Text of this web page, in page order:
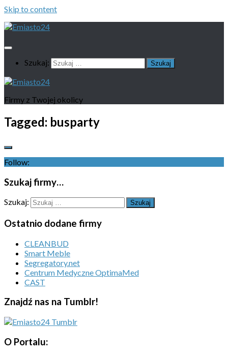
Skip to content
Szukaj:
Firmy z Twojej okolicy
Tagged: busparty
Follow:
Szukaj firmy…
Szukaj:
Ostatnio dodane firmy
CLEANBUD
Smart Meble
Segregatory.net
Centrum Medyczne OptimaMed
CAST
Znajdź nas na Tumblr!
O Portalu: